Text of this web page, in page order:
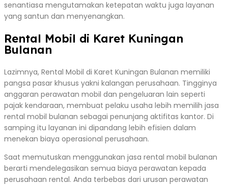
senantiasa mengutamakan ketepatan waktu juga layanan
yang santun dan menyenangkan.
Rental Mobil di Karet Kuningan
Bulanan
Lazimnya, Rental Mobil di Karet Kuningan Bulanan memiliki
pangsa pasar khusus yakni kalangan perusahaan. Tingginya
anggaran perawatan mobil dan pengeluaran lain seperti
pajak kendaraan, membuat pelaku usaha lebih memilih jasa
rental mobil bulanan sebagai penunjang aktifitas kantor. Di
samping itu layanan ini dipandang lebih efisien dalam
menekan biaya operasional perusahaan.
Saat memutuskan menggunakan jasa rental mobil bulanan
berarti mendelegasikan semua biaya perawatan kepada
perusahaan rental. Anda terbebas dari urusan perawatan